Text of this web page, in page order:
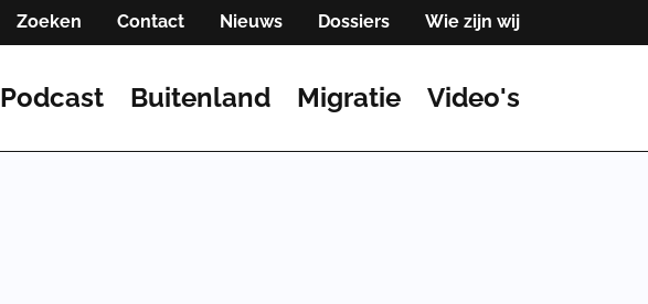
Zoeken Contact Nieuws Dossiers Wie zijn wij
Podcast Buitenland Migratie Video's